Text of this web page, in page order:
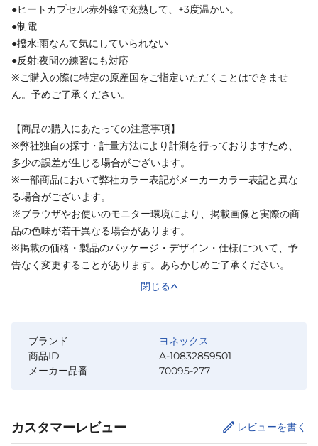
●ヒートカプセル:赤外線で充熱して、+3度温かい。
●制電
●撥水:雨なんて気にしていられない
●反射:夜間の練習にも対応
※ご購入の際に特定の原産国をご指定いただくことはできませ
ん。予めご了承ください。
【商品の購入にあたっての注意事項】
※弊社独自の採寸・計量方法により計測を行っておりますため、
多少の誤差が生じる場合がございます。
※一部商品において弊社カラー表記がメーカーカラー表記と異な
る場合がございます。
※ブラウザやお使いのモニター環境により、掲載画像と実際の商
品の色味が若干異なる場合があります。
※掲載の価格・製品のパッケージ・デザイン・仕様について、予
告なく変更することがあります。あらかじめご了承ください。
閉じる
ブランド
ヨネックス
商品ID
A-10832859501
メーカー品番
70095-277
カスタマーレビュー レビューを書く